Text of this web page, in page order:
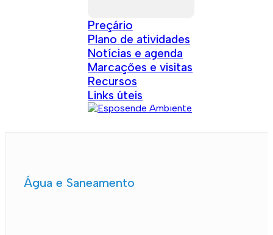
Preçário
Plano de atividades
Notícias e agenda
Marcações e visitas
Recursos
Links úteis
Água e Saneamento